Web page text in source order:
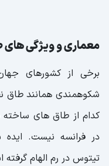
معماری و ویژگی
برخی از کشورهای
شکوهمندی همانند طاق
کدام از طاق های
در فرانسه نیست.
تیتوس در رم الهام